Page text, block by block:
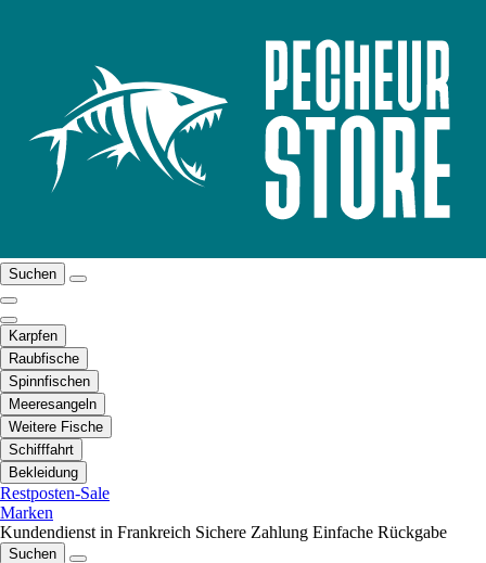
Suchen
Karpfen
Raubfische
Spinnfischen
Meeresangeln
Weitere Fische
Schifffahrt
Bekleidung
Restposten-Sale
Marken
Kundendienst in Frankreich Sichere Zahlung Einfache Rückgabe
Suchen